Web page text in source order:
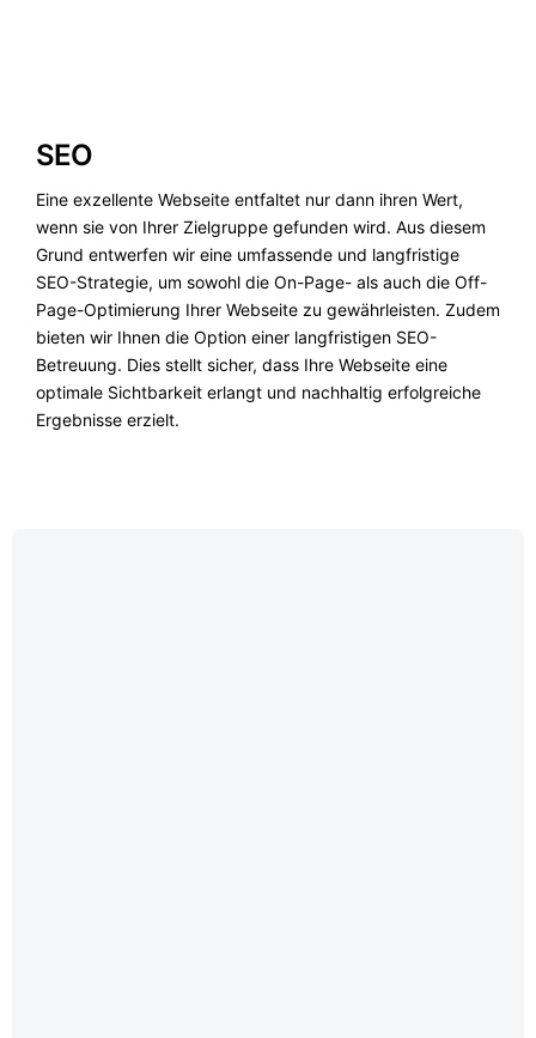
SEO
Eine exzellente Webseite entfaltet nur dann ihren Wert,
wenn sie von Ihrer Zielgruppe gefunden wird. Aus diesem
Grund entwerfen wir eine umfassende und langfristige
SEO-Strategie, um sowohl die On-Page- als auch die Off-
Page-Optimierung Ihrer Webseite zu gewährleisten. Zudem
bieten wir Ihnen die Option einer langfristigen SEO-
Betreuung. Dies stellt sicher, dass Ihre Webseite eine
optimale Sichtbarkeit erlangt und nachhaltig erfolgreiche
Ergebnisse erzielt.